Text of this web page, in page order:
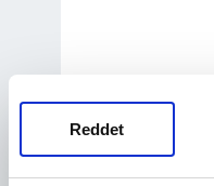
Reddet